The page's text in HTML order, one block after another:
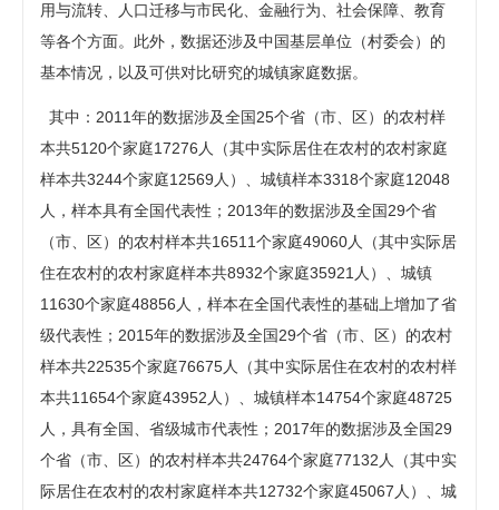
用与流转、人口迁移与市民化、金融行为、社会保障、教育
等各个方面。此外，数据还涉及中国基层单位（村委会）的
基本情况，以及可供对比研究的城镇家庭数据。
其中：2011年的数据涉及全国25个省（市、区）的农村样
本共5120个家庭17276人（其中实际居住在农村的农村家庭
样本共3244个家庭12569人）、城镇样本3318个家庭12048
人，样本具有全国代表性；2013年的数据涉及全国29个省
（市、区）的农村样本共16511个家庭49060人（其中实际居
住在农村的农村家庭样本共8932个家庭35921人）、城镇
11630个家庭48856人，样本在全国代表性的基础上增加了省
级代表性；2015年的数据涉及全国29个省（市、区）的农村
样本共22535个家庭76675人（其中实际居住在农村的农村样
本共11654个家庭43952人）、城镇样本14754个家庭48725
人，具有全国、省级城市代表性；2017年的数据涉及全国29
个省（市、区）的农村样本共24764个家庭77132人（其中实
际居住在农村的农村家庭样本共12732个家庭45067人）、城